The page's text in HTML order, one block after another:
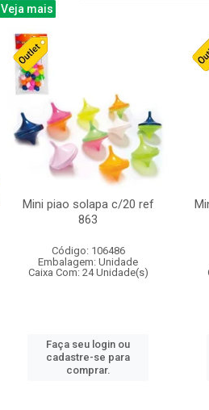
Veja mais
Mini piao solapa c/20 ref
863
Código: 106486
Embalagem: Unidade
Caixa Com: 24 Unidade(s)
Faça seu login ou
cadastre-se para
comprar.